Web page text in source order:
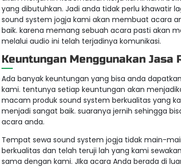
yang dibutuhkan. Jadi anda tidak perlu khawatir
sound system jogja kami akan membuat acara
baik. karena memang sebuah acara pasti akan
melalui audio ini telah terjadinya komunikasi.
Keuntungan Menggunakan Jasa
Ada banyak keuntungan yang bisa anda
kami. tentunya setiap keuntungan akan
macam produk sound system berkualitas yang
menjadi sangat baik. suaranya jernih sehingga
acara anda.
Tempat sewa sound system jogja tidak main-
berkualitas dan telah teruji lah yang kami
sama dengan kami. JIka acara Anda berada di